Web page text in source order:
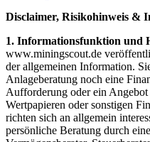
Disclaimer, Risikohinweis &
1. Informationsfunktion und
www.miningscout.de
der allgemeinen Information.
Anlageberatung noch eine
Aufforderung oder ein
Wertpapieren oder sonstigen
richten sich an allgemein
persönliche Beratung durch